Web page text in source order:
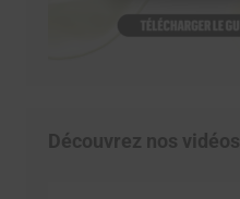
Découvrez nos vidéos